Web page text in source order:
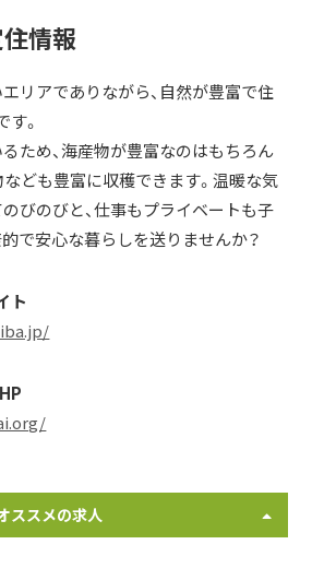
情報
リアでありながら、自然が豊富で住
。
ため、海産物が豊富なのはもちろん
なども豊富に収穫できます。温暖な気
びのびと、仕事もプライベートも子
で安心な暮らしを送りませんか？
ト
ススメの求人